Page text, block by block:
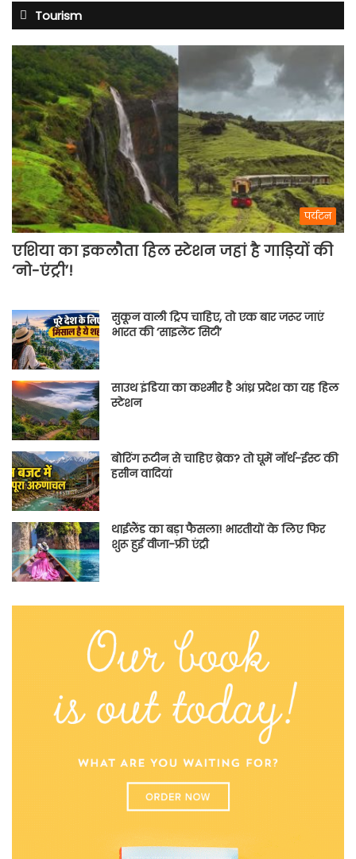
Tourism
पर्यटन
एशिया का इकलौता हिल स्टेशन जहां है गाड़ियों की
‘नो-एंट्री’!
सुकून वाली ट्रिप चाहिए, तो एक बार जरूर जाएं
भारत की ‘साइलेंट सिटी’
साउथ इंडिया का कश्मीर है आंध्र प्रदेश का यह हिल
स्टेशन
बोरिंग रूटीन से चाहिए ब्रेक? तो घूमें नॉर्थ-ईस्ट की
हसीन वादियां
थाईलैंड का बड़ा फैसला! भारतीयों के लिए फिर
शुरू हुई वीजा-फ्री एंट्री